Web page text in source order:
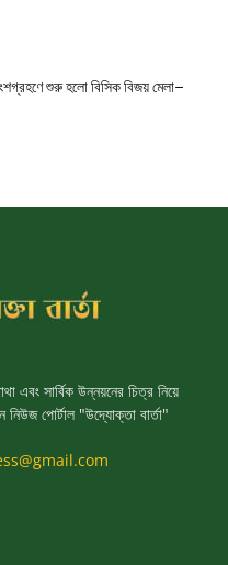
শুরু হলো বিসিক বিজয় মেলা–
এবং সার্বিক উন্নয়নের চিত্র নিয়ে
নিউজ পোর্টাল "উদ্যোক্তা বার্তা"